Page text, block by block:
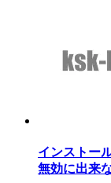
インストー
無効に出来